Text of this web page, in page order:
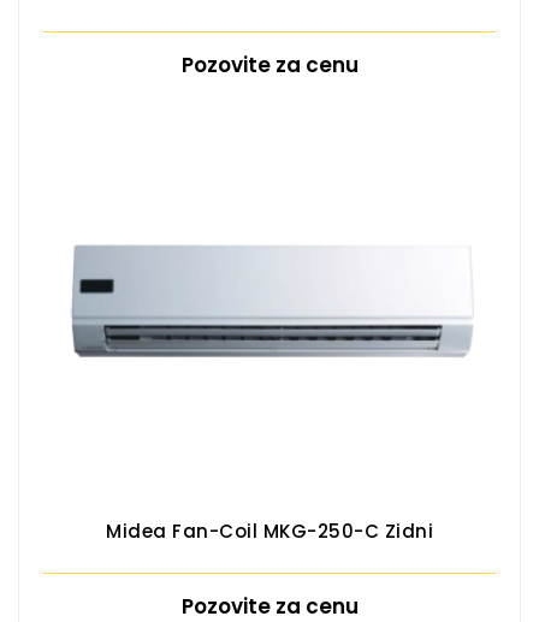
Pozovite za cenu
Midea Fan-Coil MKG-250-C Zidni
Pozovite za cenu